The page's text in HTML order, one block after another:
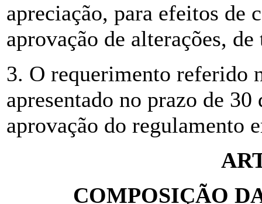
apreciação, para efeitos de
aprovação de alterações,
3. O requerimento referido
apresentado no prazo de
aprovação do regulamento
COMPOSIÇÃO